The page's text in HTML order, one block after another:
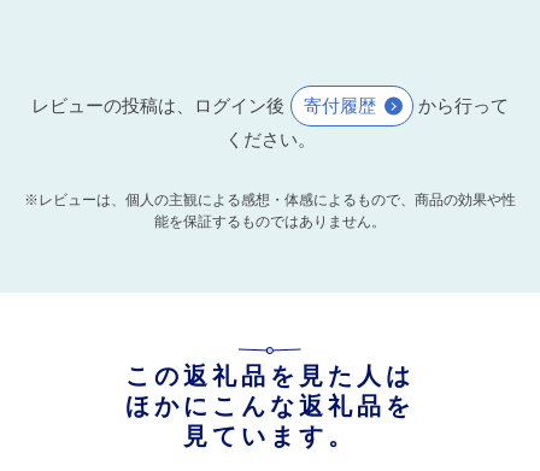
レビューの投稿は、ログイン後 寄付履歴
から行って
ください。
※レビューは、個人の主観による感想・体感によるもので、商品の効果や性
能を保証するものではありません。
この返礼品を見た人は
ほかにこんな返礼品を
見ています。